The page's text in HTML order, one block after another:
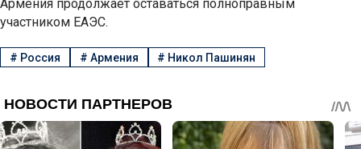
Армения продолжает оставаться полноправным
участником ЕАЭС.
# Россия # Армения # Никол Пашинян